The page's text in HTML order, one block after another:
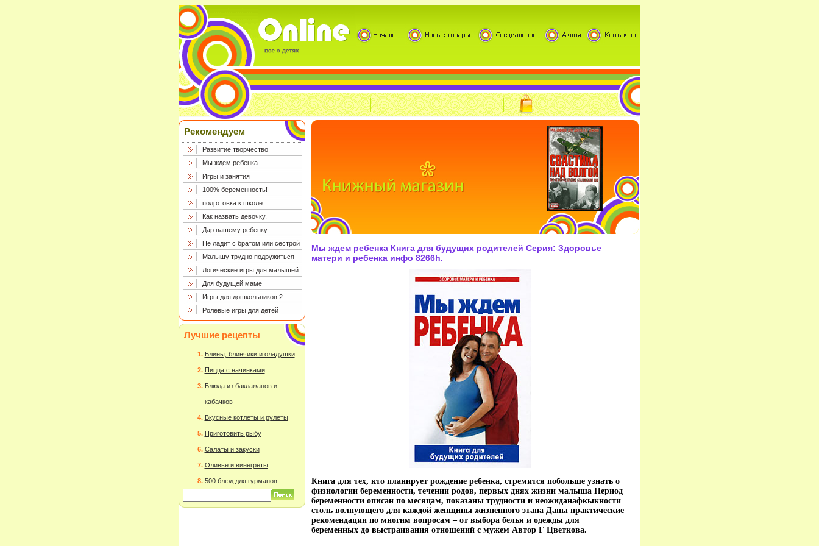
Рекомендуем
Развитие творчество
Мы ждем ребенка.
Игры и занятия
100% беременность!
подготовка к школе
Как назвать девочку.
Дар вашему ребенку
Не ладит с братом или сестрой
Малышу трудно подружиться
Логические игры для малышей
Для будущей маме
Игры для дошкольников 2
Ролевые игры для детей
Лучшие рецепты
Блины, блинчики и оладушки
Пицца с начинками
Блюда из баклажанов и
кабачков
Вкусные котлеты и рулеты
Приготовить рыбу
Салаты и закуски
Оливье и винегреты
500 блюд для гурманов
Мы ждем ребенка Книга для будущих родителей Серия: Здоровье
матери и ребенка инфо 8266h.
Книга для тех, кто планирует рождение ребенка, стремится побольше узнать о
физиологии беременности, течении родов, первых днях жизни малыша Период
беременности описан по месяцам, показаны трудности и неожиданафкыкности
столь волнующего для каждой женщины жизненного этапа Даны практические
рекомендации по многим вопросам – от выбора белья и одежды для
беременных до выстраивания отношений с мужем Автор Г Цветкова.